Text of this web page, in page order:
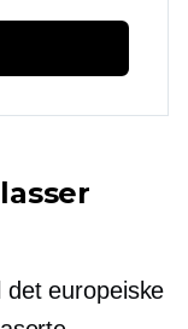
europeiske